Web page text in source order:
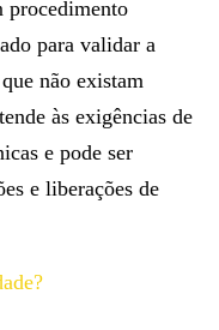
procedimento
para validar a
não existam
às exigências de
e pode ser
e liberações de